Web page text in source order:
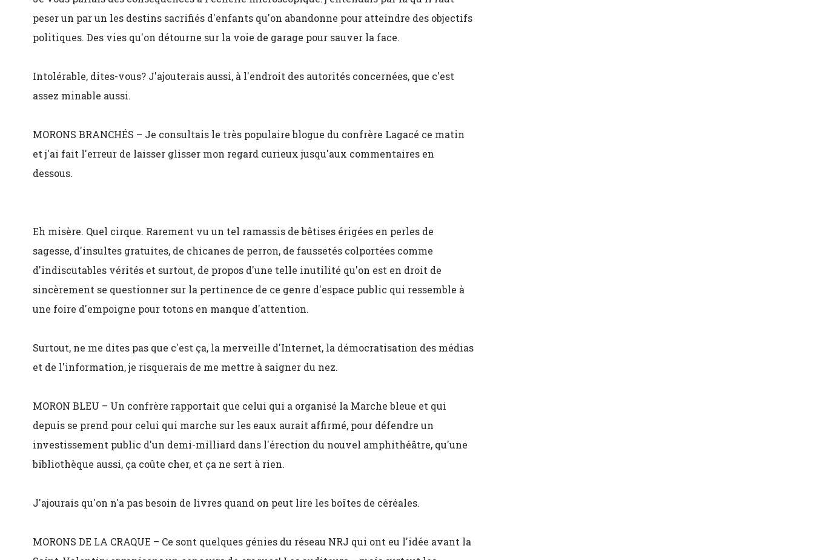
peser un par un les destins sacrifiés d'enfants qu'on abandonne pour atteindre des objectifs
politiques. Des vies qu'on détourne sur la voie de garage pour sauver la face.
Intolérable, dites-vous? J'ajouterais aussi, à l'endroit des autorités concernées, que c'est
assez minable aussi.
MORONS BRANCHÉS – Je consultais le très populaire blogue du confrère Lagacé ce matin
et j'ai fait l'erreur de laisser glisser mon regard curieux jusqu'aux commentaires en
dessous.
Eh misère. Quel cirque. Rarement vu un tel ramassis de bêtises érigées en perles de
sagesse, d'insultes gratuites, de chicanes de perron, de faussetés colportées comme
d'indiscutables vérités et surtout, de propos d'une telle inutilité qu'on est en droit de
sincèrement se questionner sur la pertinence de ce genre d'espace public qui ressemble à
une foire d'empoigne pour totons en manque d'attention.
Surtout, ne me dites pas que c'est ça, la merveille d'Internet, la démocratisation des médias
et de l'information, je risquerais de me mettre à saigner du nez.
MORON BLEU – Un confrère rapportait que celui qui a organisé la Marche bleue et qui
depuis se prend pour celui qui marche sur les eaux aurait affirmé, pour défendre un
investissement public d'un demi-milliard dans l'érection du nouvel amphithéâtre, qu'une
bibliothèque aussi, ça coûte cher, et ça ne sert à rien.
J'ajourais qu'on n'a pas besoin de livres quand on peut lire les boîtes de céréales.
MORONS DE LA CRAQUE – Ce sont quelques génies du réseau NRJ qui ont eu l'idée avant la